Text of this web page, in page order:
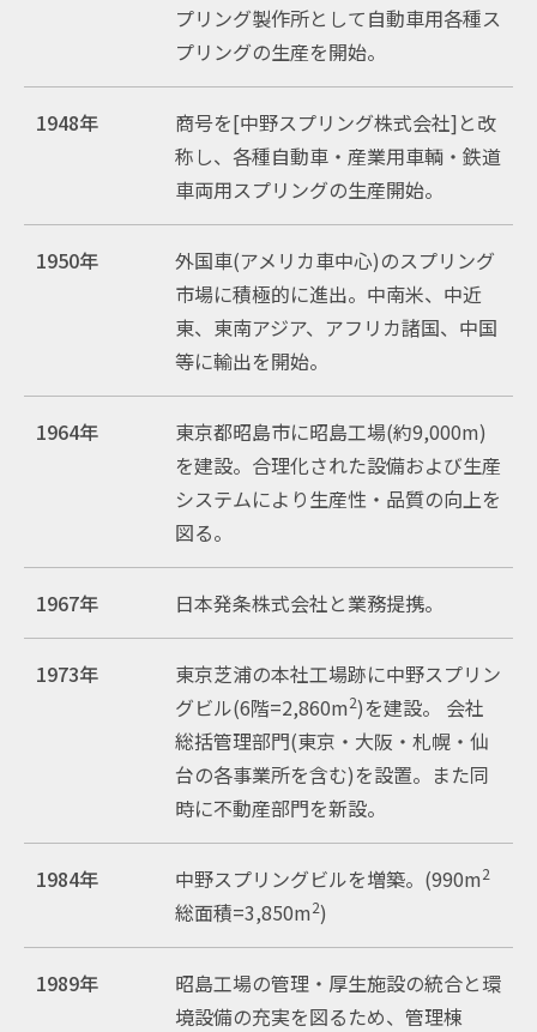
プリング製作所として自動車用各種ス
プリングの生産を開始。
1948年
商号を[中野スプリング株式会社]と改
称し、各種自動車・産業用車輌・鉄道
車両用スプリングの生産開始。
1950年
外国車(アメリカ車中心)のスプリング
市場に積極的に進出。中南米、中近
東、東南アジア、アフリカ諸国、中国
等に輸出を開始。
1964年 東京都昭島市に昭島工場(約9,000m)
を建設。合理化された設備および生産
システムにより生産性・品質の向上を
図る。
1967年 日本発条株式会社と業務提携。
1973年
東京芝浦の本社工場跡に中野スプリン
グビル(6階=2,860m2)を建設。 会社
総括管理部門(東京・大阪・札幌・仙
台の各事業所を含む)を設置。また同
時に不動産部門を新設。
1984年 中野スプリングビルを増築。(990m2
総面積=3,850m2)
1989年
昭島工場の管理・厚生施設の統合と環
境設備の充実を図るため、管理棟